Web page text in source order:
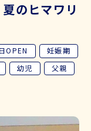
のヒマワリ
OPEN
妊娠期
幼児
父親